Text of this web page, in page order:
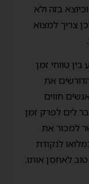
בזה ולא
צריך למצוא
טווחי זמן
את
חווים
לים לפרק זמן
למכור את
לנקודת
לאחסן אותו.